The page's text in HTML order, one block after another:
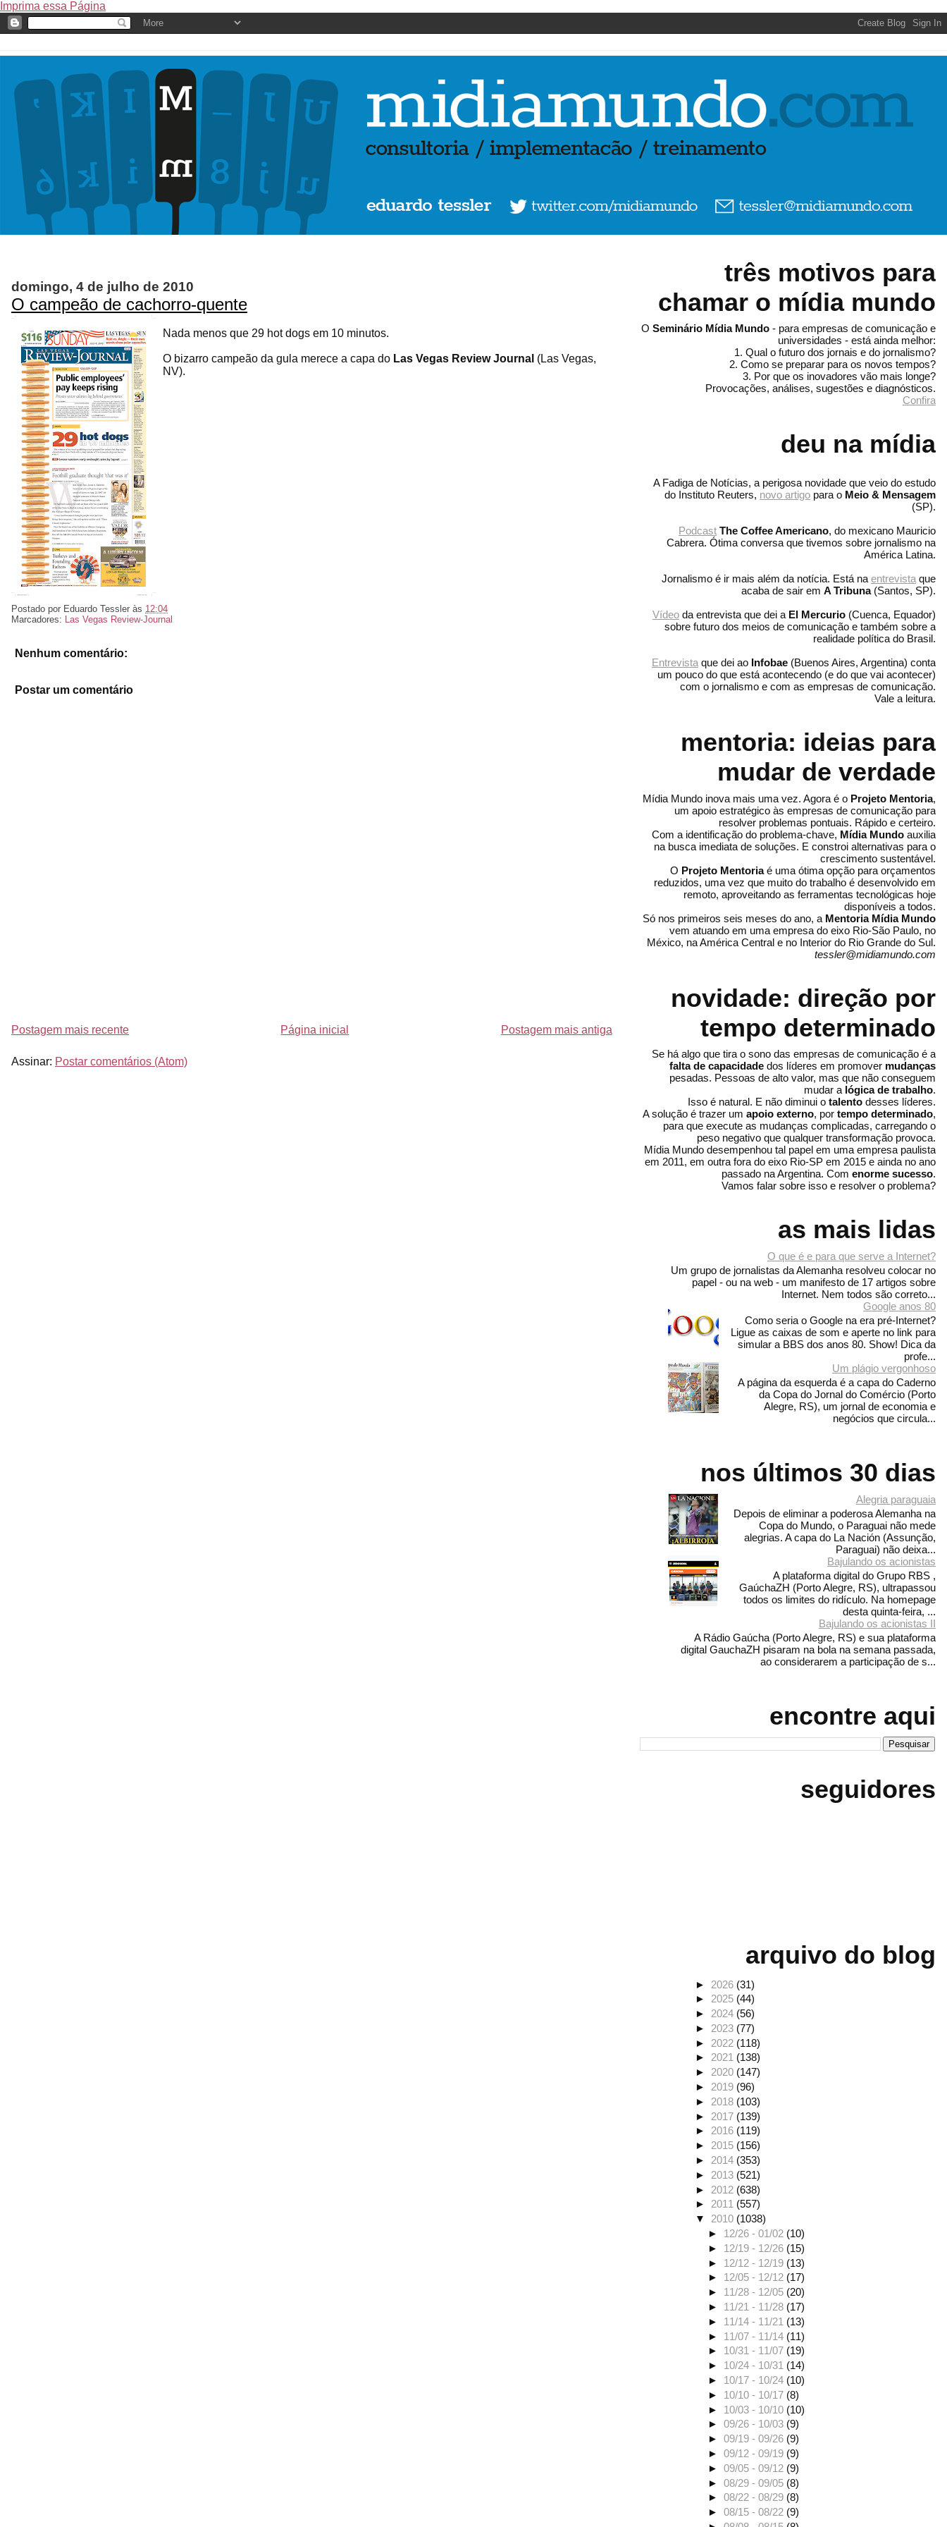
Imprima essa Página
domingo, 4 de julho de 2010
O campeão de cachorro-quente
Nada menos que 29 hot dogs em 10 minutos.
O bizarro campeão da gula merece a capa do Las Vegas Review Journal (Las Vegas,
NV).
Postado por Eduardo Tessler às 12:04
Marcadores:
Las Vegas Review-Journal
Nenhum comentário:
Postar um comentário
Postagem mais recente Postagem mais antiga
Página inicial
Assinar: Postar comentários (Atom)
três motivos para
chamar o mídia mundo
O Seminário Mídia Mundo - para empresas de comunicação e
universidades - está ainda melhor:
1. Qual o futuro dos jornais e do jornalismo?
2. Como se preparar para os novos tempos?
3. Por que os inovadores vão mais longe?
Provocações, análises, sugestões e diagnósticos.
Confira
deu na mídia
A Fadiga de Notícias, a perigosa novidade que veio do estudo
do Instituto Reuters, novo artigo para o Meio & Mensagem
(SP).
Podcast The Coffee Americano, do mexicano Mauricio
Cabrera. Ótima conversa que tivemos sobre jornalismo na
América Latina.
Jornalismo é ir mais além da notícia. Está na entrevista que
acaba de sair em A Tribuna(Santos, SP).
Vídeo da entrevista que dei a El Mercurio (Cuenca, Equador)
sobre futuro dos meios de comunicação e também sobre a
realidade política do Brasil.
Entrevista que dei ao Infobae (Buenos Aires, Argentina) conta
um pouco do que está acontecendo (e do que vai acontecer)
com o jornalismo e com as empresas de comunicação.
Vale a leitura.
mentoria: ideias para
mudar de verdade
Mídia Mundo inova mais uma vez. Agora é o Projeto Mentoria,
um apoio estratégico às empresas de comunicação para
resolver problemas pontuais. Rápido e certeiro.
Com a identificação do problema-chave, Mídia Mundo auxilia
na busca imediata de soluções. E constroi alternativas para o
crescimento sustentável.
O Projeto Mentoriaé uma ótima opção para orçamentos
reduzidos, uma vez que muito do trabalho é desenvolvido em
remoto, aproveitando as ferramentas tecnológicas hoje
disponíveis a todos.
Só nos primeiros seis meses do ano, a Mentoria Mídia Mundo
vem atuando em uma empresa do eixo Rio-São Paulo, no
México, na América Central e no Interior do Rio Grande do Sul.
tessler@midiamundo.com
novidade: direção por
tempo determinado
Se há algo que tira o sono das empresas de comunicação é a
falta de capacidade dos líderes em promover mudanças
pesadas. Pessoas de alto valor, mas que não conseguem
mudar a lógica de trabalho.
Isso é natural. E não diminui o talento desses líderes.
A solução é trazer um apoio externo, por tempo determinado,
para que execute as mudanças complicadas, carregando o
peso negativo que qualquer transformação provoca.
Mídia Mundo desempenhou tal papel em uma empresa paulista
em 2011, em outra fora do eixo Rio-SP em 2015 e ainda no ano
passado na Argentina. Com enorme sucesso.
Vamos falar sobre isso e resolver o problema?
as mais lidas
O que é e para que serve a Internet?
Um grupo de jornalistas da Alemanha resolveu colocar no
papel - ou na web - um manifesto de 17 artigos sobre
Internet. Nem todos são correto...
Google anos 80
Como seria o Google na era pré-Internet?
Ligue as caixas de som e aperte no link para
simular a BBS dos anos 80. Show! Dica da
profe...
Um plágio vergonhoso
A página da esquerda é a capa do Caderno
da Copa do Jornal do Comércio (Porto
Alegre, RS), um jornal de economia e
negócios que circula...
nos últimos 30 dias
Alegria paraguaia
Depois de eliminar a poderosa Alemanha na
Copa do Mundo, o Paraguai não mede
alegrias. A capa do La Nación (Assunção,
Paraguai) não deixa...
Bajulando os acionistas
A plataforma digital do Grupo RBS ,
GaúchaZH (Porto Alegre, RS), ultrapassou
todos os limites do ridículo. Na homepage
desta quinta-feira, ...
Bajulando os acionistas II
A Rádio Gaúcha (Porto Alegre, RS) e sua plataforma
digital GauchaZH pisaram na bola na semana passada,
ao considerarem a participação de s...
encontre aqui
seguidores
arquivo do blog
► 2026 (31)
► 2025 (44)
► 2024 (56)
► 2023 (77)
► 2022 (118)
►2021 (138)
► 2020 (147)
► 2019 (96)
► 2018 (103)
► 2017 (139)
►2016 (119)
► 2015 (156)
► 2014 (353)
► 2013 (521)
► 2012 (638)
►2011 (557)
▼ 2010 (1038)
► 12/26 - 01/02 (10)
► 12/19 - 12/26 (15)
► 12/12 - 12/19 (13)
► 12/05 - 12/12 (17)
► 11/28 - 12/05 (20)
► 11/21 - 11/28 (17)
► 11/14 - 11/21 (13)
► 11/07 - 11/14 (11)
► 10/31 - 11/07 (19)
► 10/24 - 10/31 (14)
► 10/17 - 10/24 (10)
► 10/10 - 10/17 (8)
► 10/03 - 10/10 (10)
►09/26 - 10/03 (9)
►09/19 - 09/26 (9)
►09/12 - 09/19 (9)
►09/05 - 09/12 (9)
►08/29 - 09/05 (8)
►08/22 - 08/29 (8)
►08/15 - 08/22 (9)